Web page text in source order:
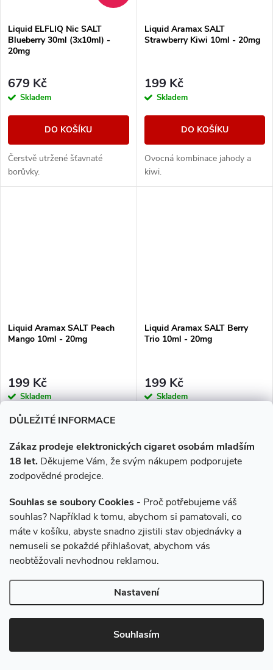
DŮLEŽITÉ INFORMACE
Zákaz prodeje elektronických cigaret osobám mladším
18 let. Děkujeme Vám, že svým nákupem podporujete
zodpovědné prodejce.
Souhlas se soubory Cookies - Proč potřebujeme váš
souhlas? Například k tomu, abychom si pamatovali, co
máte v košíku, abyste snadno zjistili stav objednávky a
nemuseli se pokaždé přihlašovat, abychom vás
neobtěžovali nevhodnou reklamou.
Nastavení
Souhlasím
Liquid ELFLIQ Nic SALT
Blueberry 30ml (3x10ml) -
20mg
679 Kč
Skladem
DO KOŠÍKU
Čerstvě utržené šťavnaté
borůvky.
Liquid Aramax SALT
Strawberry Kiwi 10ml - 20mg
199 Kč
Skladem
DO KOŠÍKU
Ovocná kombinace jahody a
kiwi.
Liquid Aramax SALT Peach
Mango 10ml - 20mg
199 Kč
Skladem
Parádní kombinace exotického
a jemného manga a sladké
vyzrálé broskve.
Liquid Aramax SALT Berry
Trio 10ml - 20mg
199 Kč
Skladem
Neskutečně vydařená letní
Liquid Aramax SALT Banana
Berry 10ml - 20mg
Více za méně
245 Kč
Liquid ELFLIQ Nic SALT
Menthol 10ml - 20mg